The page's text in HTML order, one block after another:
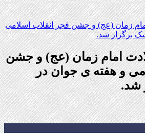
امام زمان (عج) و جشن
و هفته ی جوان در
شد.